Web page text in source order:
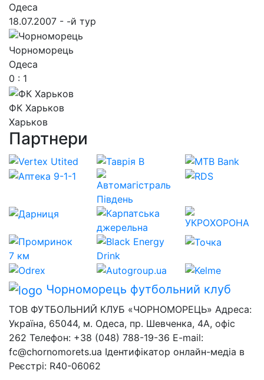
Одеса
18.07.2007 - -й тур
Чорноморець
Одеса
0 : 1
ФК Харьков
Харьков
Партнери
Чорноморець футбольний клуб
ТОВ ФУТБОЛЬНИЙ КЛУБ «ЧОРНОМОРЕЦЬ» Адреса:
Україна, 65044, м. Одеса, пр. Шевченка, 4А, офіс
262 Телефон: +38 (048) 788-19-36 E-mail:
fc@chornomorets.ua Ідентифікатор онлайн-медіа в
Реєстрі: R40-06062